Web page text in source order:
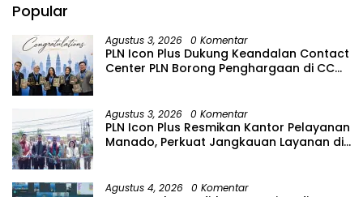
Popular
Agustus 3, 2026 0 Komentar
PLN Icon Plus Dukung Keandalan Contact
Center PLN Borong Penghargaan di CCW
Agustus 3, 2026 0 Komentar
PLN Icon Plus Resmikan Kantor Pelayanan
Manado, Perkuat Jangkauan Layanan di
Agustus 4, 2026 0 Komentar